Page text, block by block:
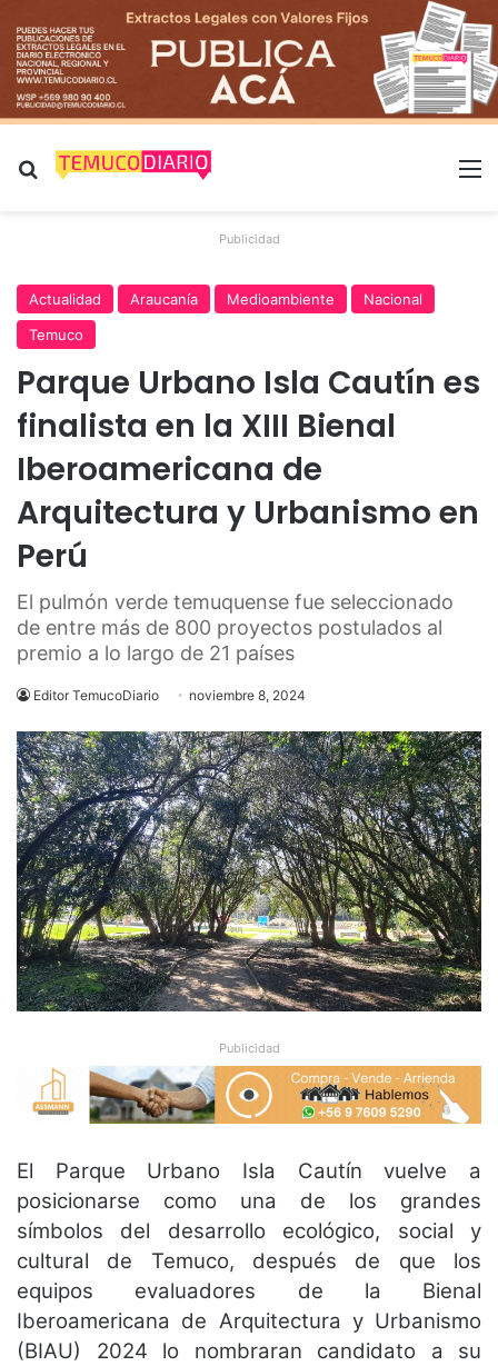
Buscar por
Publicidad
Actualidad Araucanía Medioambiente
Nacional
Temuco
Parque Urbano Isla Cautín es
finalista en la XIII Bienal
Iberoamericana de
Arquitectura y Urbanismo en
Perú
El pulmón verde temuquense fue seleccionado
de entre más de 800 proyectos postulados al
premio a lo largo de 21 países
Editor TemucoDiario noviembre 8, 2024
Publicidad
El Parque Urbano Isla Cautín vuelve a
posicionarse como una de los grandes
símbolos del desarrollo ecológico, social y
cultural de Temuco, después de que los
equipos evaluadores de la Bienal
Iberoamericana de Arquitectura y Urbanismo
(BIAU) 2024 lo nombraran candidato a su